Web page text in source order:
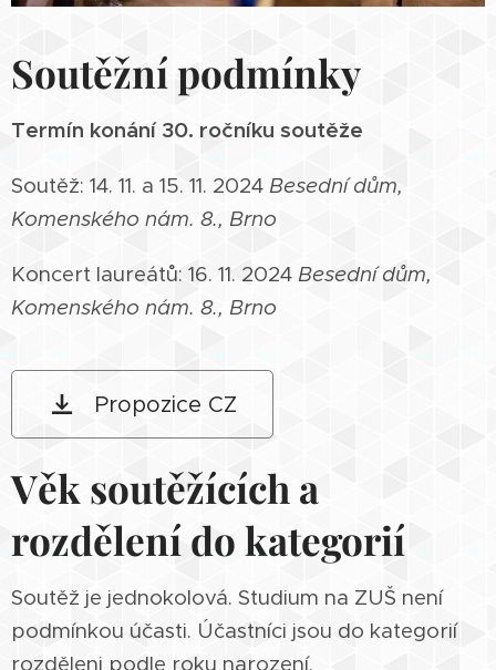
Soutěžní podmínky
Termín konání 30. ročníku soutěže
Soutěž: 14. 11. a 15. 11. 2024 Besední dům,
Komenského nám. 8., Brno
Koncert laureátů: 16. 11. 2024 Besední dům,
Komenského nám. 8., Brno
Propozice CZ
Věk soutěžících a
rozdělení do kategorií
Soutěž je jednokolová. Studium na ZUŠ není
podmínkou účasti. Účastníci jsou do kategorií
rozděleni podle roku narození.